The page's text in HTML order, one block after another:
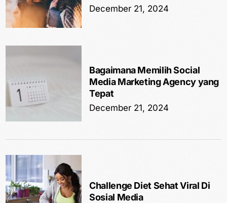
December 21, 2024
Bagaimana Memilih Social
Media Marketing Agency yang
Tepat
December 21, 2024
Challenge Diet Sehat Viral Di
Sosial Media